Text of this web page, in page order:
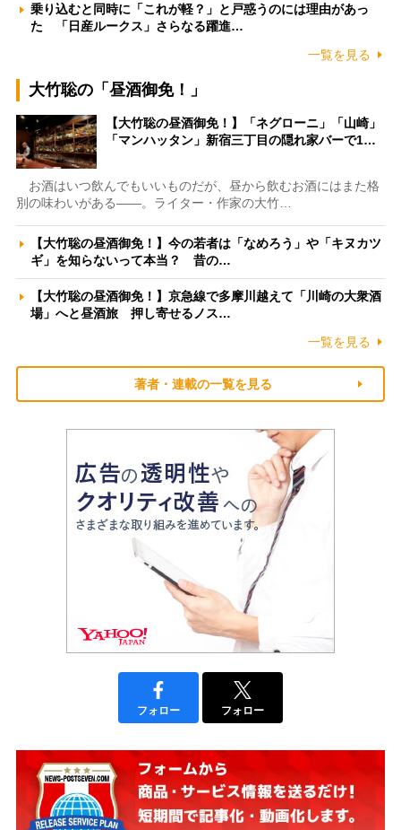
乗り込むと同時に「これが軽？」と戸惑うのには理由があっ
た 「日産ルークス」さらなる躍進…
一覧を見る
大竹聡の「昼酒御免！」
【大竹聡の昼酒御免！】「ネグローニ」「山崎」
「マンハッタン」新宿三丁目の隠れ家バーで1…
お酒はいつ飲んでもいいものだが、昼から飲むお酒にはまた格
別の味わいがある――。ライター・作家の大竹…
【大竹聡の昼酒御免！】今の若者は「なめろう」や「キヌカツ
ギ」を知らないって本当？ 昔の…
【大竹聡の昼酒御免！】京急線で多摩川越えて「川崎の大衆酒
場」へと昼酒旅 押し寄せるノス…
一覧を見る
著者・連載の一覧を見る
フォロー フォロー